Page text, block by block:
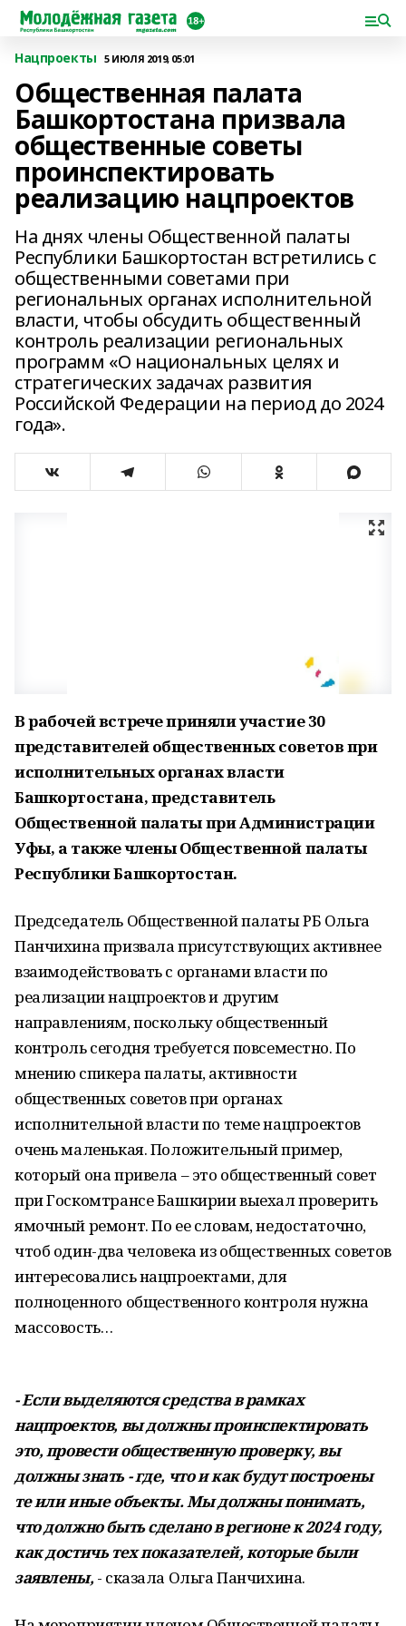
Нацпроекты 5 ИЮЛЯ 2019, 05:01
Общественная палата
Башкортостана призвала
общественные советы
проинспектировать
реализацию нацпроектов
На днях члены Общественной палаты
Республики Башкортостан встретились с
общественными советами при
региональных органах исполнительной
власти, чтобы обсудить общественный
контроль реализации региональных
программ «О национальных целях и
стратегических задачах развития
Российской Федерации на период до 2024
года».
В рабочей встрече приняли участие 30
представителей общественных советов при
исполнительных органах власти
Башкортостана, представитель
Общественной палаты при Администрации
Уфы, а также члены Общественной палаты
Республики Башкортостан.
Председатель Общественной палаты РБ Ольга
Панчихина призвала присутствующих активнее
взаимодействовать с органами власти по
реализации нацпроектов и другим
направлениям, поскольку общественный
контроль сегодня требуется повсеместно. По
мнению спикера палаты, активности
общественных советов при органах
исполнительной власти по теме нацпроектов
очень маленькая. Положительный пример,
который она привела – это общественный совет
при Госкомтрансе Башкирии выехал проверить
ямочный ремонт. По ее словам, недостаточно,
чтоб один-два человека из общественных советов
интересовались нацпроектами, для
полноценного общественного контроля нужна
массовость…
- Если выделяются средства в рамках
нацпроектов, вы должны проинспектировать
это, провести общественную проверку, вы
должны знать - где, что и как будут построены
те или иные объекты. Мы должны понимать,
что должно быть сделано в регионе к 2024 году,
как достичь тех показателей, которые были
заявлены, - сказала Ольга Панчихина.